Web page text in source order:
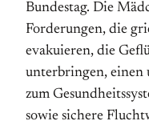
Bundestag. Die
Forderungen, die
evakuieren, die
unterbringen, einen
zum
sowie sichere